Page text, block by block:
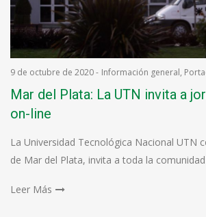
9 de octubre de 2020- Información general,
Mar del Plata: La UTN invita a
on-line
La Universidad Tecnológica Nacional UTN
de Mar del Plata, invita a toda la
Leer Más